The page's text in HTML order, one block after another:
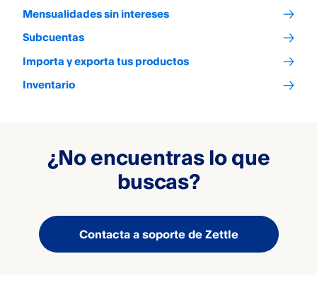
Mensualidades sin intereses
Subcuentas
Importa y exporta tus productos
Inventario
¿No encuentras lo que
buscas?
Contacta a soporte de Zettle